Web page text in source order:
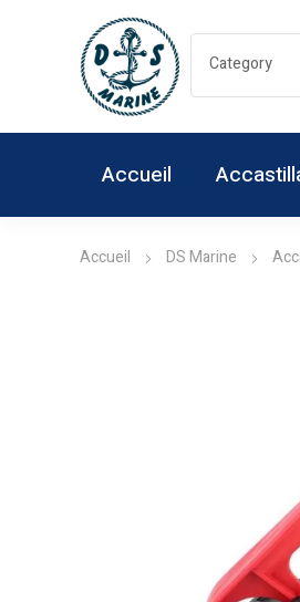
Accueil
Accueil DS Marine